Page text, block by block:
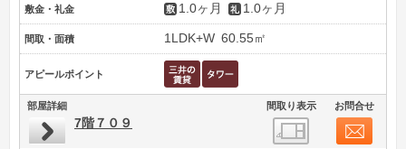
敷金・礼金 1.0ヶ月 1.0ヶ月
間取・面積 1LDK+W 60.55㎡
アピールポイント
部屋詳細 間取り表示 お問合せ
7階７０９